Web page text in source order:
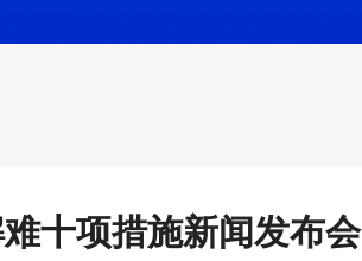
难十项措施新闻发布会